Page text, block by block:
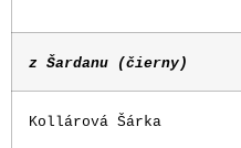
z Šardanu (čierny)
Kollárová Šárka